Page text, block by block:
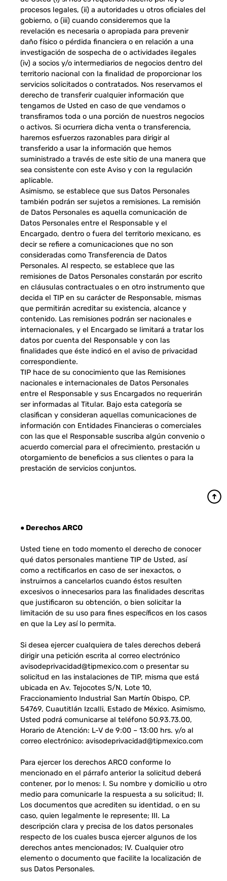
procesos legales, (ii) a autoridades u otros oficiales del
gobierno, o (iii) cuando consideremos que la
revelación es necesaria o apropiada para prevenir
daño físico o pérdida financiera o en relación a una
investigación de sospecha de o actividades ilegales
(iv) a socios y/o intermediarios de negocios dentro del
territorio nacional con la finalidad de proporcionar los
servicios solicitados o contratados. Nos reservamos el
derecho de transferir cualquier información que
tengamos de Usted en caso de que vendamos o
transfiramos toda o una porción de nuestros negocios
o activos. Si ocurriera dicha venta o transferencia,
haremos esfuerzos razonables para dirigir al
transferido a usar la información que hemos
suministrado a través de este sitio de una manera que
sea consistente con este Aviso y con la regulación
aplicable.
Asimismo, se establece que sus Datos Personales
también podrán ser sujetos a remisiones. La remisión
de Datos Personales es aquella comunicación de
Datos Personales entre el Responsable y el
Encargado, dentro o fuera del territorio mexicano, es
decir se refiere a comunicaciones que no son
consideradas como Transferencia de Datos
Personales. Al respecto, se establece que las
remisiones de Datos Personales constarán por escrito
en cláusulas contractuales o en otro instrumento que
decida el TIP en su carácter de Responsable, mismas
que permitirán acreditar su existencia, alcance y
contenido. Las remisiones podrán ser nacionales e
internacionales, y el Encargado se limitará a tratar los
datos por cuenta del Responsable y con las
finalidades que éste indicó en el aviso de privacidad
correspondiente.
TIP hace de su conocimiento que las Remisiones
nacionales e internacionales de Datos Personales
entre el Responsable y sus Encargados no requerirán
ser informadas al Titular. Bajo esta categoría se
clasifican y consideran aquellas comunicaciones de
información con Entidades Financieras o comerciales
con las que el Responsable suscriba algún convenio o
acuerdo comercial para el ofrecimiento, prestación u
otorgamiento de beneficios a sus clientes o para la
prestación de servicios conjuntos.
● Derechos ARCO
Usted tiene en todo momento el derecho de conocer
qué datos personales mantiene TIP de Usted, así
como a rectificarlos en caso de ser inexactos, o
instruirnos a cancelarlos cuando éstos resulten
excesivos o innecesarios para las finalidades descritas
que justificaron su obtención, o bien solicitar la
limitación de su uso para fines específicos en los casos
en que la Ley así lo permita.
Si desea ejercer cualquiera de tales derechos deberá
dirigir una petición escrita al correo electrónico
avisodeprivacidad@tipmexico.com o presentar su
solicitud en las instalaciones de TIP, misma que está
ubicada en Av. Tejocotes S/N, Lote 10,
Fraccionamiento Industrial San Martín Obispo, CP.
54769, Cuautitlán Izcalli, Estado de México. Asimismo,
Usted podrá comunicarse al teléfono 50.93.73.00,
Horario de Atención: L-V de 9:00 – 13:00 hrs. y/o al
correo electrónico: avisodeprivacidad@tipmexico.com
Para ejercer los derechos ARCO conforme lo
mencionado en el párrafo anterior la solicitud deberá
contener, por lo menos: I. Su nombre y domicilio u otro
medio para comunicarle la respuesta a su solicitud; II.
Los documentos que acrediten su identidad, o en su
caso, quien legalmente le represente; III. La
descripción clara y precisa de los datos personales
respecto de los cuales busca ejercer algunos de los
derechos antes mencionados; IV. Cualquier otro
elemento o documento que facilite la localización de
sus Datos Personales.